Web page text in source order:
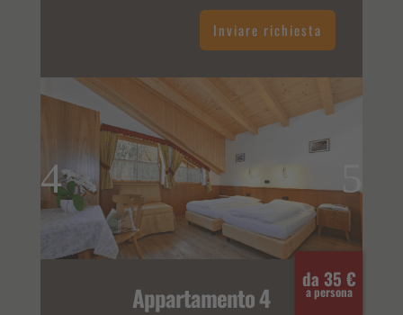
Inviare richiesta
da 35 €
a persona
Appartamento 4